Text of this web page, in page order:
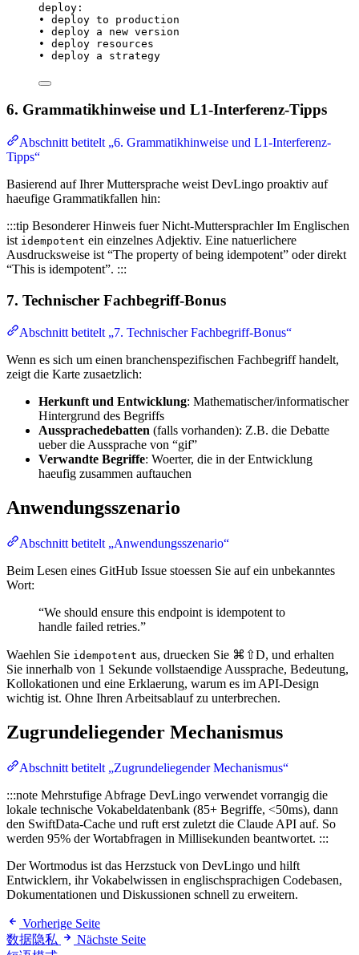
deploy:
• deploy to production
• deploy a new version
• deploy resources
• deploy a strategy
6. Grammatikhinweise und L1-Interferenz-Tipps
Abschnitt betitelt „6. Grammatikhinweise und L1-Interferenz-
Tipps“
Basierend auf Ihrer Muttersprache weist DevLingo proaktiv auf
haeufige Grammatikfallen hin:
:::tip Besonderer Hinweis fuer Nicht-Muttersprachler Im Englischen
ist idempotent ein einzelnes Adjektiv. Eine natuerlichere
Ausdrucksweise ist “The property of being idempotent” oder direkt
“This is idempotent”. :::
7. Technischer Fachbegriff-Bonus
Abschnitt betitelt „7. Technischer Fachbegriff-Bonus“
Wenn es sich um einen branchenspezifischen Fachbegriff handelt,
zeigt die Karte zusaetzlich:
Herkunft und Entwicklung: Mathematischer/informatischer
Hintergrund des Begriffs
Aussprachedebatten (falls vorhanden): Z.B. die Debatte
ueber die Aussprache von “gif”
Verwandte Begriffe: Woerter, die in der Entwicklung
haeufig zusammen auftauchen
Anwendungsszenario
Abschnitt betitelt „Anwendungsszenario“
Beim Lesen eines GitHub Issue stoessen Sie auf ein unbekanntes
Wort:
“We should ensure this endpoint is idempotent to
handle failed retries.”
Waehlen Sie idempotent aus, druecken Sie ⌘⇧D, und erhalten
Sie innerhalb von 1 Sekunde vollstaendige Aussprache, Bedeutung,
Kollokationen und eine Erklaerung, warum es im API-Design
wichtig ist. Ohne Ihren Arbeitsablauf zu unterbrechen.
Zugrundeliegender Mechanismus
Abschnitt betitelt „Zugrundeliegender Mechanismus“
:::note Mehrstufige Abfrage DevLingo verwendet vorrangig die
lokale technische Vokabeldatenbank (85+ Begriffe, <50ms), dann
den SwiftData-Cache und ruft erst zuletzt die Claude API auf. So
werden 95% der Wortabfragen in Millisekunden beantwortet. :::
Der Wortmodus ist das Herzstuck von DevLingo und hilft
Entwicklern, ihr Vokabelwissen in englischsprachigen Codebasen,
Dokumentationen und Diskussionen schnell zu erweitern.
Vorherige Seite
数据隐私
Nächste Seite